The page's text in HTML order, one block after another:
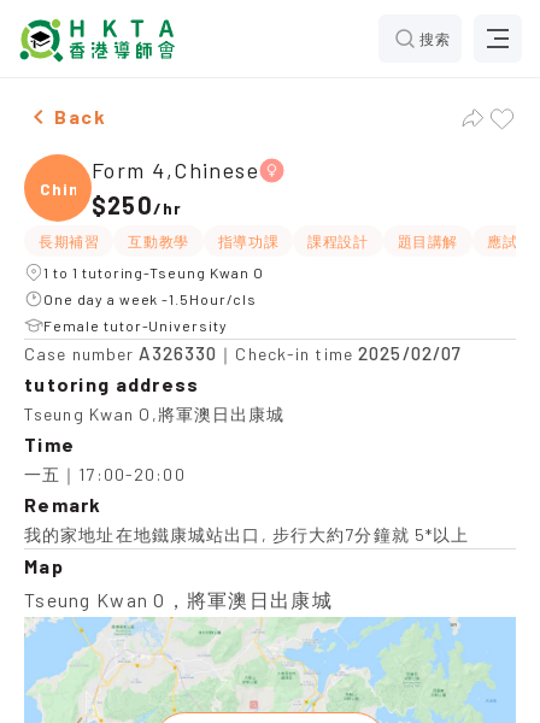
搜索
Female Form 4,Chinese，Tseung Kwan O Tuition
Back
Chine
Form 4,Chinese
$250/hr
長期補習 互動教學 指導功課 課程設計 題目講解
應試策
1 to 1 tutoring-Tseung Kwan O
One day a week -1.5Hour/cls
Female tutor-University
Case number A326330 ｜Check-in time2025/02/07
tutoring address
Tseung Kwan O,將軍澳日出康城
Time
一五｜17:00-20:00
Remark
我的家地址在地鐵康城站出口, 步行大約7分鐘就 5*以上
Map
Tseung Kwan O，將軍澳日出康城